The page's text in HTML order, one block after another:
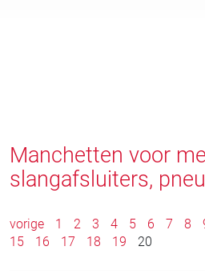
Manchetten voor
slangafsluiters,
vorige 1 2 3 4 5 6 7 8
15
16 17 18 19 20